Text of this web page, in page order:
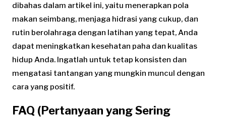
dibahas dalam artikel ini, yaitu menerapkan pola
makan seimbang, menjaga hidrasi yang cukup, dan
rutin berolahraga dengan latihan yang tepat, Anda
dapat meningkatkan kesehatan paha dan kualitas
hidup Anda. Ingatlah untuk tetap konsisten dan
mengatasi tantangan yang mungkin muncul dengan
cara yang positif.
FAQ (Pertanyaan yang Sering